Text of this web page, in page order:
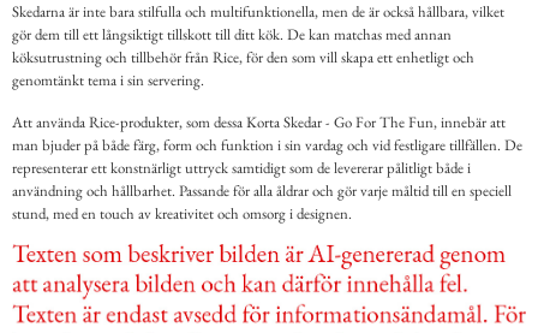
Skedarna är inte bara stilfulla och multifunktionella, men de är också hållbara, vilket
gör dem till ett långsiktigt tillskott till ditt kök. De kan matchas med annan
köksutrustning och tillbehör från Rice, för den som vill skapa ett enhetligt och
genomtänkt tema i sin servering.
Att använda Rice-produkter, som dessa Korta Skedar - Go For The Fun, innebär att
man bjuder på både färg, form och funktion i sin vardag och vid festligare tillfällen. De
representerar ett konstnärligt uttryck samtidigt som de levererar pålitligt både i
användning och hållbarhet. Passande för alla åldrar och gör varje måltid till en speciell
stund, med en touch av kreativitet och omsorg i designen.